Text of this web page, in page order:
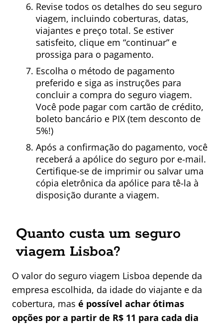
Revise todos os detalhes do seu seguro
viagem, incluindo coberturas, datas,
viajantes e preço total. Se estiver
satisfeito, clique em “continuar” e
prossiga para o pagamento.
Escolha o método de pagamento
preferido e siga as instruções para
concluir a compra do seguro viagem.
Você pode pagar com cartão de crédito,
boleto bancário e PIX (tem desconto de
5%!)
Após a confirmação do pagamento, você
receberá a apólice do seguro por e-mail.
Certifique-se de imprimir ou salvar uma
cópia eletrônica da apólice para tê-la à
disposição durante a viagem.
Quanto custa um seguro
viagem Lisboa?
O valor do seguro viagem Lisboa depende da
empresa escolhida, da idade do viajante e da
cobertura, mas é possível achar ótimas
opções por a partir de R$ 11 para cada dia